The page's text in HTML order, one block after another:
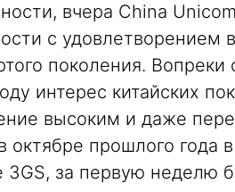
вчера China
с удовлетворением
поколения.
интерес китайских
высоким и даже
октябре прошлого года
3GS, за первую неделю